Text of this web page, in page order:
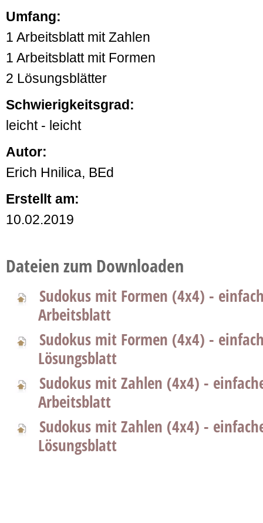
Umfang:
1 Arbeitsblatt mit Zahlen
1 Arbeitsblatt mit Formen
2 Lösungsblätter
Schwierigkeitsgrad:
leicht - leicht
Autor:
Erich Hnilica, BEd
Erstellt am:
10.02.2019
Dateien zum Downloaden
Sudokus mit Formen (4x4) -
Arbeitsblatt
Sudokus mit Formen (4x4) -
Lösungsblatt
Sudokus mit Zahlen (4x4) -
Arbeitsblatt
Sudokus mit Zahlen (4x4) -
Lösungsblatt